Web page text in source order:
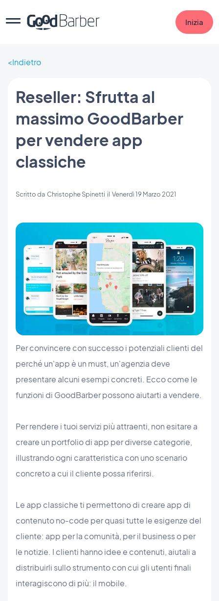
Inizia
Indietro
Reseller: Sfrutta al
massimo GoodBarber
per vendere app
classiche
Scritto da Christophe Spinetti il Venerdì 19 Marzo 2021
Per convincere con successo i potenziali clienti del
perché un'app è un must, un'agenzia deve
presentare alcuni esempi concreti. Ecco come le
funzioni di GoodBarber possono aiutarti a vendere.
Per rendere i tuoi servizi più attraenti, non esitare a
creare un portfolio di app per diverse categorie,
illustrando ogni caratteristica con uno scenario
concreto a cui il cliente possa riferirsi.
Le app classiche ti permettono di creare app di
contenuto no-code per quasi tutte le esigenze del
cliente: app per la comunità, per il business o per
le notizie. I clienti hanno idee e contenuti, aiutali a
distribuirli sullo strumento con cui gli utenti finali
interagiscono di più: il mobile.